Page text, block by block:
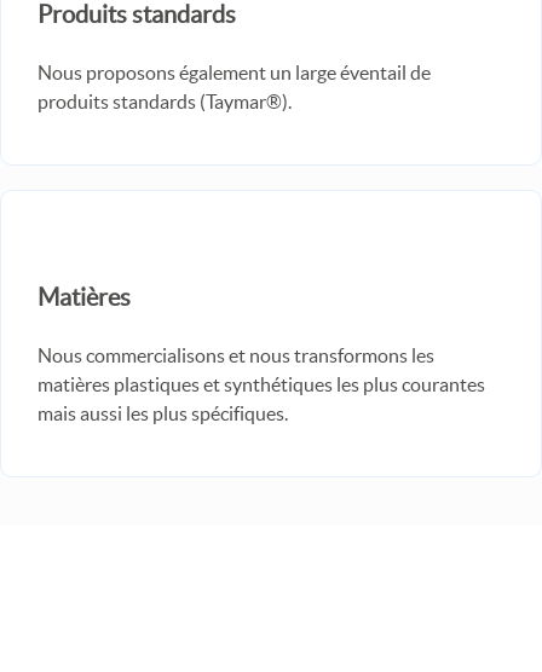
Produits standards
Nous proposons également un large éventail de
produits standards (Taymar®).
Matières
Nous commercialisons et nous transformons les
matières plastiques et synthétiques les plus courantes
mais aussi les plus spécifiques.